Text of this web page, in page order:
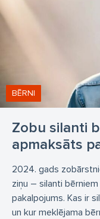
Zobu silanti
apmaksāts
BĒRNI
2024. gads
ziņu – silanti
pakalpojums. Kas ir
un kur meklējama